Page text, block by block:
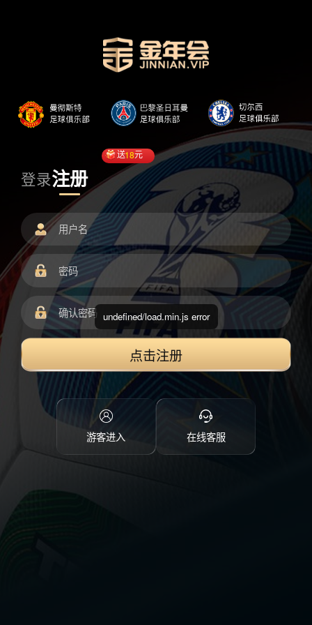
登录注册
送18元
点击注册
游客进入 在线客服
undefined/load.min.js error